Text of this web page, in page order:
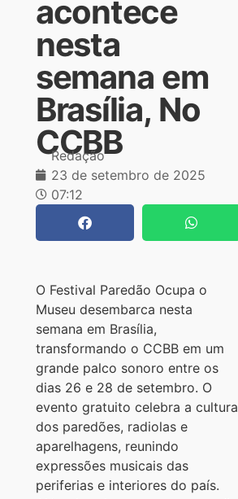
acontece
nesta
semana em
Brasília, No
CCBB
Redação
23 de setembro de 2025
07:12
O Festival Paredão Ocupa o
Museu desembarca nesta
semana em Brasília,
transformando o CCBB em um
grande palco sonoro entre os
dias 26 e 28 de setembro. O
evento gratuito celebra a cultura
dos paredões, radiolas e
aparelhagens, reunindo
expressões musicais das
periferias e interiores do país.